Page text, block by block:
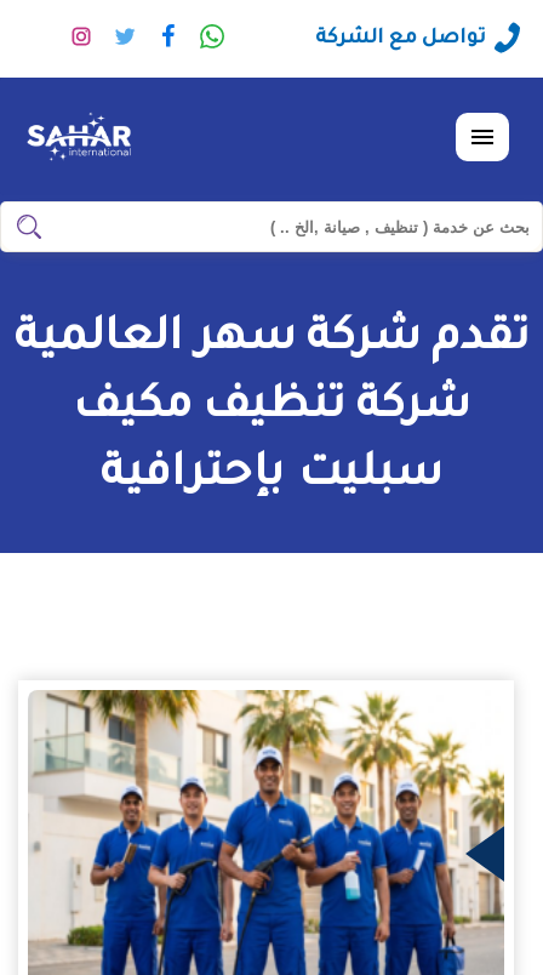
تواصل مع الشركة
راسلنا تابعنا تابعنا
القائمة
ابحث
سهر
تقدم شركة سهر العالمية
شركة تنظيف مكيف
سبليت بإحترافية